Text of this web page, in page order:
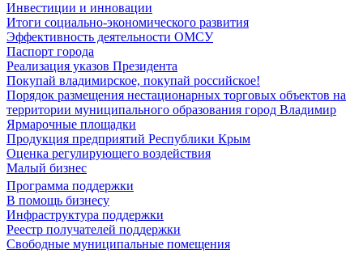
Инвестиции и инновации
Итоги социально-экономического развития
Эффективность деятельности ОМСУ
Паспорт города
Реализация указов Президента
Покупай владимирское, покупай российское!
Порядок размещения нестационарных торговых объектов на
территории муниципального образования город Владимир
Ярмарочные площадки
Продукция предприятий Республики Крым
Оценка регулирующего воздействия
Малый бизнес
Программа поддержки
В помощь бизнесу
Инфраструктура поддержки
Реестр получателей поддержки
Свободные муниципальные помещения